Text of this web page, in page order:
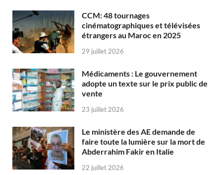
CCM: 48 tournages
cinématographiques et télévisées
étrangers au Maroc en 2025
29 juillet 2026
Médicaments : Le gouvernement
adopte un texte sur le prix public de
vente
23 juillet 2026
Le ministère des AE demande de
faire toute la lumière sur la mort de
Abderrahim Fakir en Italie
22 juillet 2026